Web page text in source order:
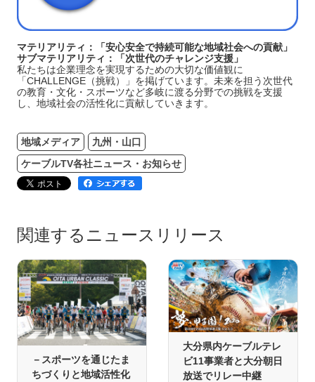
マテリアリティ：「安心安全で持続可能な地域社会への貢献」
サブマテリアリティ：「次世代のチャレンジ支援」
私たちは企業理念を実現するための大切な価値観に
「CHALLENGE（挑戦）」を掲げています。未来を担う次世代
の教育・文化・スポーツなど多岐に渡る分野での挑戦を支援
し、地域社会の活性化に貢献していきます。
地域メディア
九州・山口
ケーブルTV各社ニュース・お知らせ
関連するニュースリリース
－スポーツを通じたま
ちづくりと地域活性化
大分県内ケーブルテレ
ビ11事業者と大分朝日
放送でリレー中継